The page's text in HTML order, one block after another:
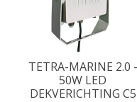
TETRA-MARINE 2.0 -
50W LED
DEKVERICHTING C5